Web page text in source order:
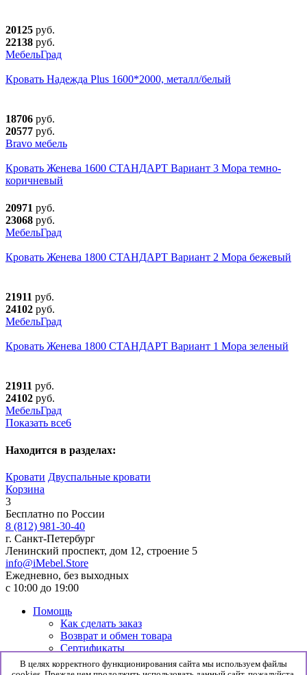
20125 руб.
22138 руб.
МебельГрад
Кровать Надежда Plus 1600*2000, металл/белый
18706 руб.
20577 руб.
Bravo мебель
Кровать Женева 1600 СТАНДАРТ Вариант 3 Мора темно-
коричневый
20971 руб.
23068 руб.
МебельГрад
Кровать Женева 1800 СТАНДАРТ Вариант 2 Мора бежевый
21911 руб.
24102 руб.
МебельГрад
Кровать Женева 1800 СТАНДАРТ Вариант 1 Мора зеленый
21911 руб.
24102 руб.
МебельГрад
Показать все6
Находится в разделах:
Кровати Двуспальные кровати
Корзина
3
Бесплатно по России
8 (812) 981-30-40
г. Санкт-Петербург
Ленинский проспект, дом 12, строение 5
info@iMebel.Store
Ежедневно, без выходных
с 10:00 до 19:00
Помощь
Как сделать заказ
Возврат и обмен товара
Сертификаты
Информация
Гарантия
В целях корректного функционирования сайта мы используем файлы